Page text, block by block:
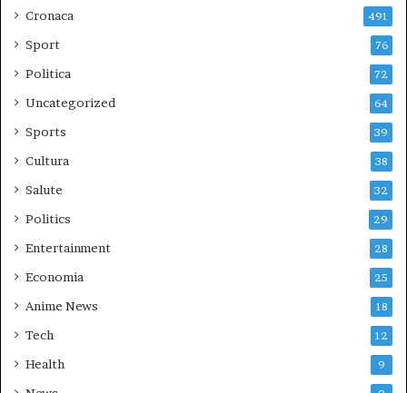
Cronaca 491
Sport 76
Politica 72
Uncategorized 64
Sports 39
Cultura 38
Salute 32
Politics 29
Entertainment 28
Economia 25
Anime News 18
Tech 12
Health 9